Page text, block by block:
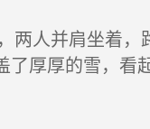
两人并肩坐着，
了厚厚的雪，看